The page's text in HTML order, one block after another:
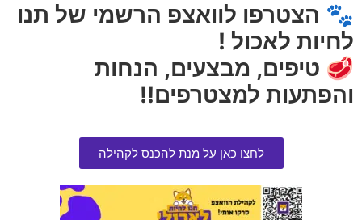
הרוויחו 12.45 נקודות ⭐
₪249.00
הוספה לסל
ודגיגונים ברוטב 70 גרם בקופסה
הרוויחו 0.30 נקודות ⭐
הוספה לסל
🐾 הצטרפו לוואצפ הרשמי של תנו
לחיות לאכול !
🥩 טיפים, מבצעים, הנחות
והפתעות למצטרפים!!
לחצו כאן על מנת להכנס לקהילה